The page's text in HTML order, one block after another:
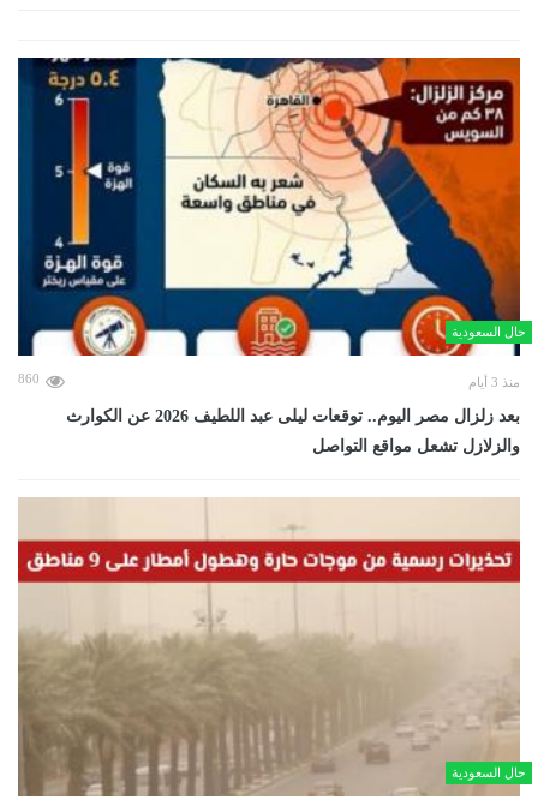
حال السعودية
منذ 3 أيام 860
بعد زلزال مصر اليوم.. توقعات ليلى عبد اللطيف 2026 عن الكوارث
والزلازل تشعل مواقع التواصل
حال السعودية